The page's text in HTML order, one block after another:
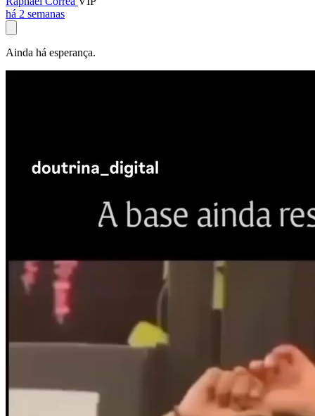
há 2 semanas
Ainda há esperança.